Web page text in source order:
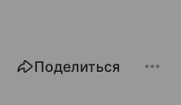
Поделиться